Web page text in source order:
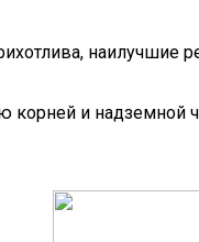
наилучшие
и надземной